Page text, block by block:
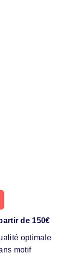
de 150€
optimale
motif